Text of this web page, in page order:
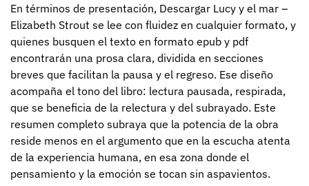
En términos de presentación, Descargar Lucy y el mar –
Elizabeth Strout se lee con fluidez en cualquier formato, y
quienes busquen el texto en formato epub y pdf
encontrarán una prosa clara, dividida en secciones
breves que facilitan la pausa y el regreso. Ese diseño
acompaña el tono del libro: lectura pausada, respirada,
que se beneficia de la relectura y del subrayado. Este
resumen completo subraya que la potencia de la obra
reside menos en el argumento que en la escucha atenta
de la experiencia humana, en esa zona donde el
pensamiento y la emoción se tocan sin aspavientos.